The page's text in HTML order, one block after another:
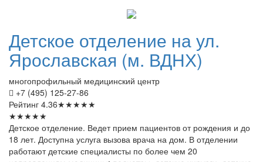
Детское отделение на ул.
Ярославская (м. ВДНХ)
многопрофильный медицинский центр
+7 (495) 125-27-86
Рейтинг 4.36★★★★★
★★★★★
Детское отделение. Ведет прием пациентов от рождения и до
18 лет. Доступна услуга вызова врача на дом. В отделении
работают детские специалисты по более чем 20